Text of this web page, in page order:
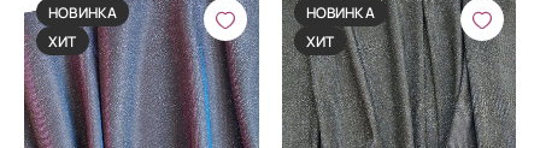
НОВИНКА
ХИТ
НОВИНКА
ХИТ